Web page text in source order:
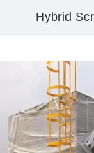
Hybrid